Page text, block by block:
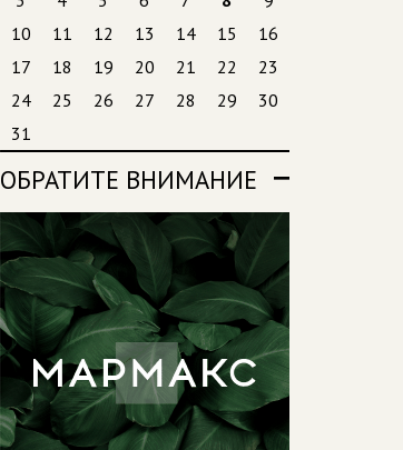
10
11 12 13 14 15
16
17
18 19 20 21 22
23
24
25 26 27 28 29
30
31
ОБРАТИТЕ ВНИМАНИЕ